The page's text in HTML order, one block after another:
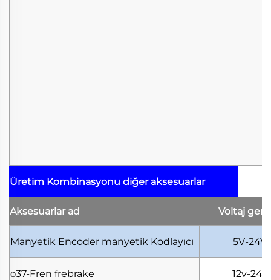
Üretim Kombinasyonu diğer aksesuarlar
Aksesuarlar ad Voltaj
Manyetik Encoder manyetik Kodlayıcı 5V-24V
φ37-Fren frebrake 12v-24v